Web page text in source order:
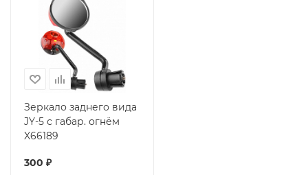
Зеркало заднего вида
JY-5 с габар. огнём
X66189
300 ₽